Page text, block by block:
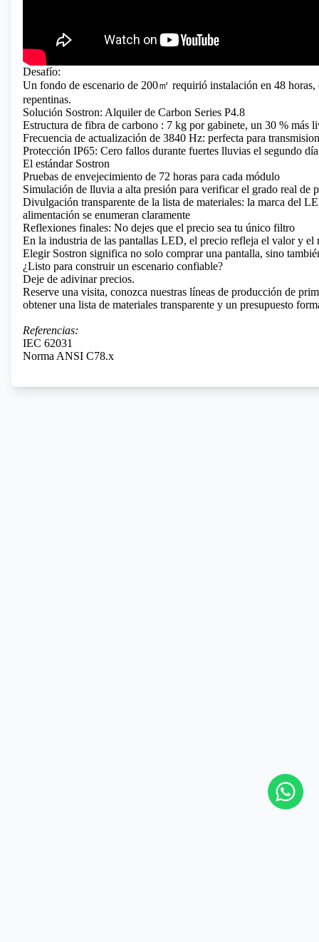
Desafío:
Un fondo de escenario de 200㎡ requirió instalación en 48
repentinas.
Solución Sostron: Alquiler de Carbon Series P4.8
Estructura de fibra de carbono : 7 kg por gabinete, un 30 % más
Frecuencia de actualización de 3840 Hz: perfecta para
Protección IP65: Cero fallos durante fuertes lluvias el segundo día
El estándar Sostron
Pruebas de envejecimiento de 72 horas para cada módulo
Simulación de lluvia a alta presión para verificar el grado real de
Divulgación transparente de la lista de materiales: la marca del
alimentación se enumeran claramente
Reflexiones finales: No dejes que el precio sea tu único filtro
En la industria de las pantallas LED, el precio refleja el valor y el
Elegir Sostron significa no solo comprar una pantalla, sino
¿Listo para construir un escenario confiable?
Deje de adivinar precios.
Reserve una visita, conozca nuestras líneas de producción de
obtener una lista de materiales transparente y un presupuesto
Referencias:
IEC 62031
Norma ANSI C78.x